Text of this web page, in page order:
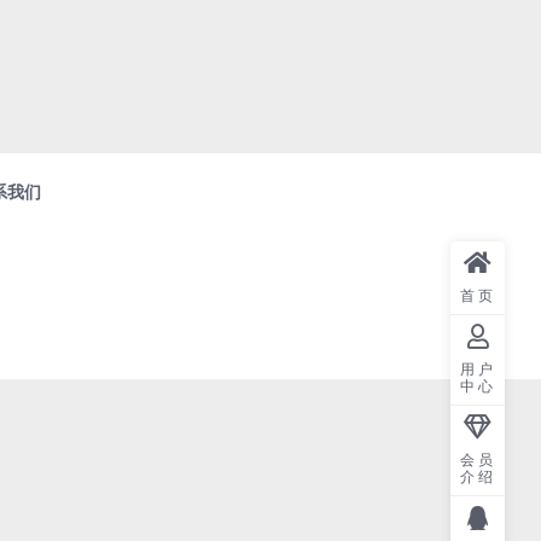
我们
首页
用户
中心
会员
介绍